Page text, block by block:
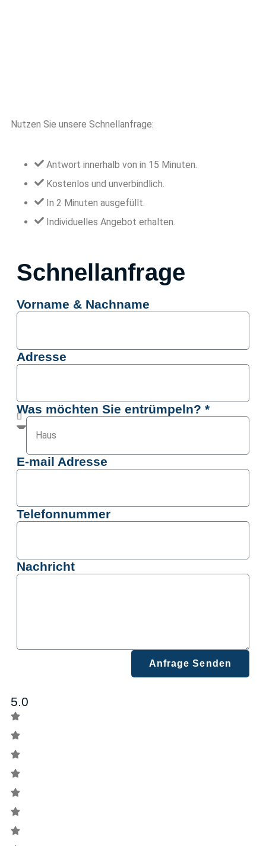
Nutzen Sie unsere Schnellanfrage:
Antwort innerhalb von in 15 Minuten.
Kostenlos und unverbindlich.
In 2 Minuten ausgefüllt.
Individuelles Angebot erhalten.
Schnellanfrage
Vorname & Nachname
Adresse
Was möchten Sie entrümpeln? *
E-mail Adresse
Telefonnummer
Nachricht
Anfrage Senden
5.0